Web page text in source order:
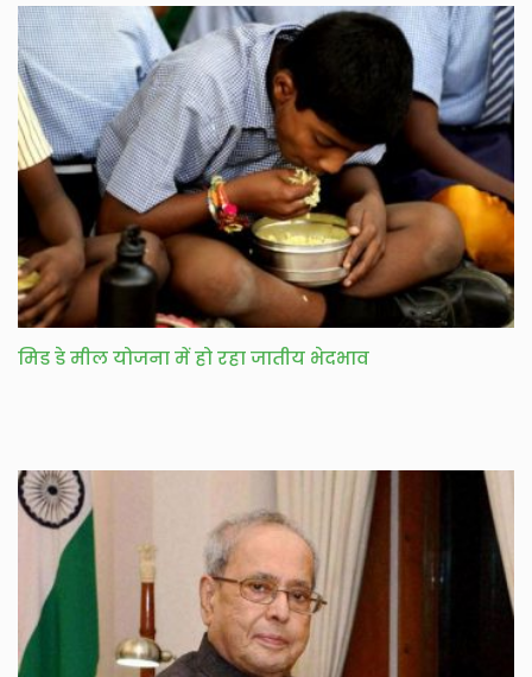
मिड डे मील योजना में हो रहा जातीय भेदभाव